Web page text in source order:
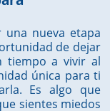
nueva etapa
de dejar
tiempo a vivir al
única para ti
Es algo que
sientes miedos